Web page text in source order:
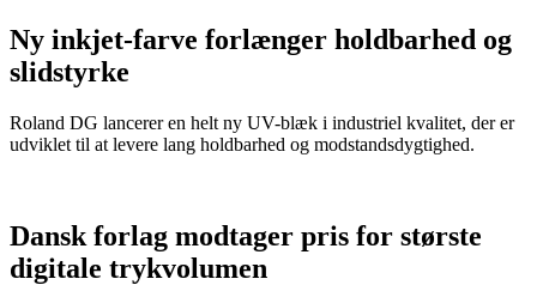
Ny inkjet-farve forlænger holdbarhed og
slidstyrke
Roland DG lancerer en helt ny UV-blæk i industriel kvalitet, der er
udviklet til at levere lang holdbarhed og modstandsdygtighed.
Dansk forlag modtager pris for største
digitale trykvolumen